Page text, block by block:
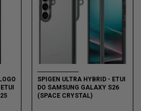
SPIGEN ULTRA HYBRID - ETUI
DO SAMSUNG GALAXY S26
(SPACE CRYSTAL)